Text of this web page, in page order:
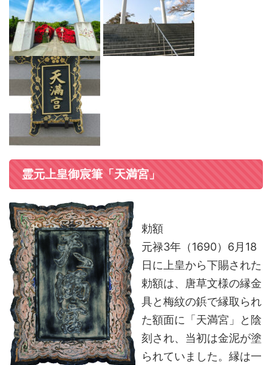
霊元上皇御宸筆「天満宮」
勅額
元禄3年（1690）6月18
日に上皇から下賜された
勅額は、唐草文様の縁金
具と梅紋の鋲で縁取られ
た額面に「天満宮」と陰
刻され、当初は金泥が塗
られていました。縁は一